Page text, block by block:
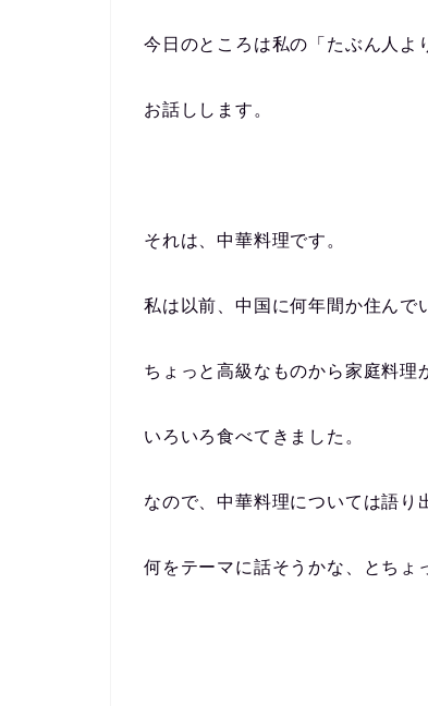
今日のところは私の「たぶん人よ
お話しします。
それは、中華料理です。
私は以前、中国に何年間か住んで
ちょっと高級なものから家庭料理
いろいろ食べてきました。
なので、中華料理については語り
何をテーマに話そうかな、とちょ